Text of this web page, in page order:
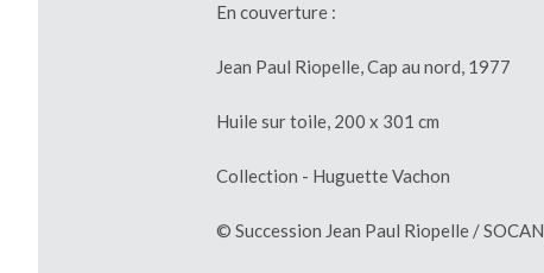
En couverture :
Jean Paul Riopelle, Cap au nord, 1977
Huile sur toile, 200 x 301 cm
Collection - Huguette Vachon
© Succession Jean Paul Riopelle /